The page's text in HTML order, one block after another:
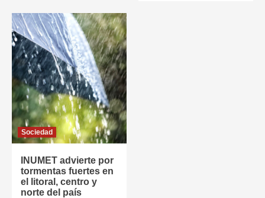
Sociedad
INUMET advierte por
tormentas fuertes en
el litoral, centro y
norte del país